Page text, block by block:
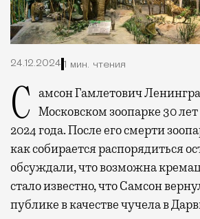
24.12.2024 1 мин. чтения
Самсон Гамлетович Ленинградов прожил в Московском зоопарке 30
2024 года. После его смерти
как собирается распорядиться
обсуждали, что возможна
стало известно, что Самсон
публике в качестве чучела в